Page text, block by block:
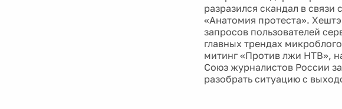
разразился скандал в
«Анатомия протеста».
запросов пользователей
главных трендах
митинг «Против лжи НТВ»,
Союз журналистов России
разобрать ситуацию с